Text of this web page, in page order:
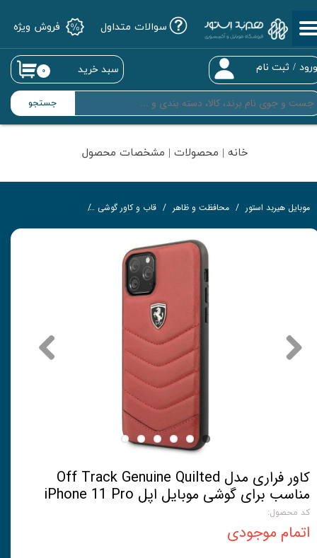
جستجو
/ ثبت نام
حساب کاربری من
تغییر گذر واژه
سفارشات
خروج از حساب کاربری
۰ سبد خرید
سوالات متداول فروش ویژه
خانه | محصولات | مشخصات محصول
موبایل هیربد استور محافظت و ظاهر قاب و کاور گوشی
کاور فراری مدل Off Track Genuine Quilted
مناسب برای گوشی موبایل اپل iPhone 11 Pro
کد محصول:
اتمام موجودی